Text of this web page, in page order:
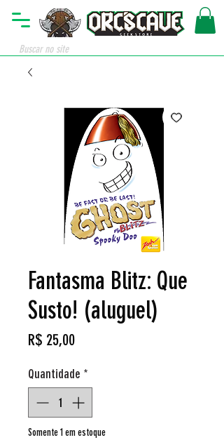
Fantasma Blitz: Que
Susto! (aluguel)
R$ 25,00Preço
Quantidade *
Somente 1 em estoque